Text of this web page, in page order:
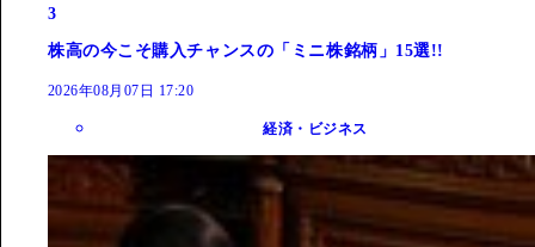
3
株高の今こそ購入チャンスの「ミニ株銘柄」15選!!
2026年08月07日 17:20
経済・ビジネス